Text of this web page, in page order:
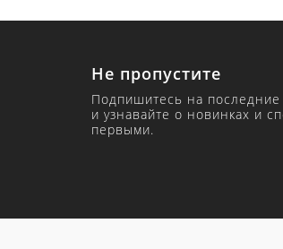
Не пропустите
Подпишитесь на
и узнавайте о новинках и
первыми.